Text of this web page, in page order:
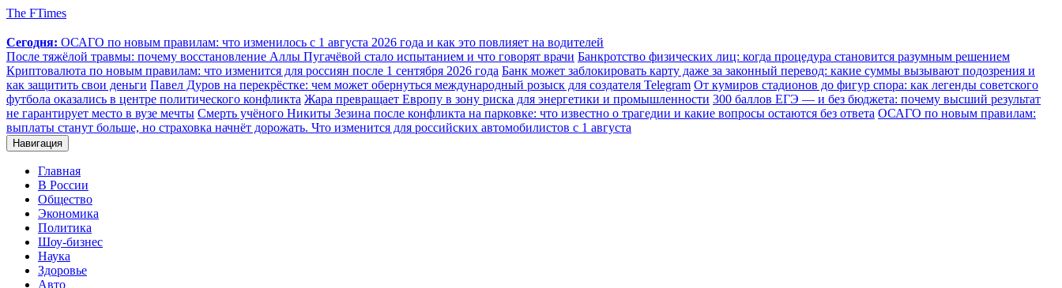
The FTimes
Сегодня: ОСАГО по новым правилам: что изменилось с 1 августа 2026 года и как это повлияет на водителей
После тяжёлой травмы: почему восстановление Аллы Пугачёвой стало испытанием и что говорят врачи Банкротство физических лиц: когда процедура становится разумным решением
Криптовалюта по новым правилам: что изменится для россиян после 1 сентября 2026 года Банк может заблокировать карту даже за законный перевод: какие суммы вызывают подозрения и
как защитить свои деньги Павел Дуров на перекрёстке: чем может обернуться международный розыск для создателя Telegram От кумиров стадионов до фигур спора: как легенды советского
футбола оказались в центре политического конфликта Жара превращает Европу в зону риска для энергетики и промышленности 300 баллов ЕГЭ — и без бюджета: почему высший результат
не гарантирует место в вузе мечты Смерть учёного Никиты Зезина после конфликта на парковке: что известно о трагедии и какие вопросы остаются без ответа ОСАГО по новым правилам:
выплаты станут больше, но страховка начнёт дорожать. Что изменится для российских автомобилистов с 1 августа
Навигация
Главная
В России
Общество
Экономика
Политика
Шоу-бизнес
Наука
Здоровье
Авто